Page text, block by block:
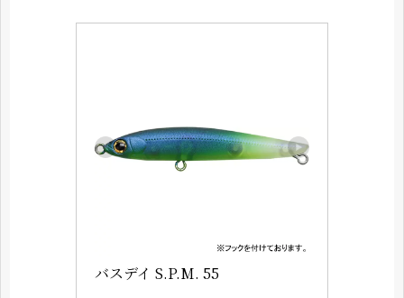
バスデイ S.P.M. 55